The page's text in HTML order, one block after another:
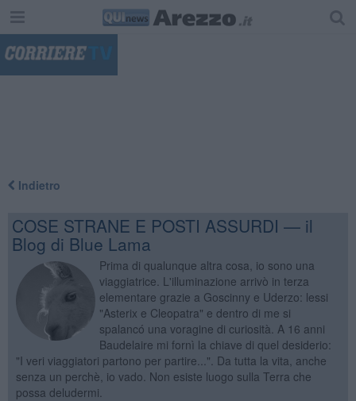
Indietro
COSE STRANE E POSTI ASSURDI — il
Blog di Blue Lama
Prima di qualunque altra cosa, io sono una
viaggiatrice. L'illuminazione arrivò in terza
elementare grazie a Goscinny e Uderzo: lessi
"Asterix e Cleopatra" e dentro di me si
spalancó una voragine di curiosità. A 16 anni
Baudelaire mi fornì la chiave di quel desiderio:
"I veri viaggiatori partono per partire...". Da tutta la vita, anche
senza un perchè, io vado. Non esiste luogo sulla Terra che
possa deludermi.